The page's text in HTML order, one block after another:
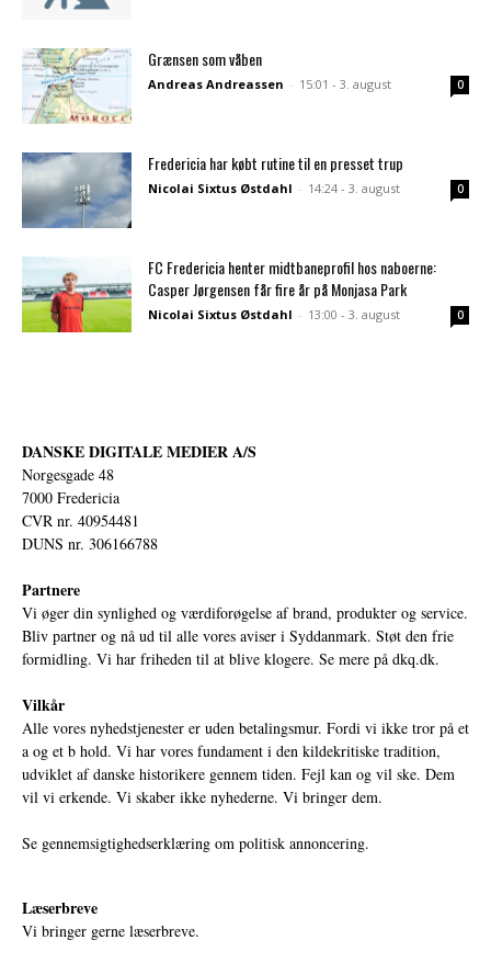
Grænsen som våben
Andreas Andreassen - 15:01 - 3. august 0
Fredericia har købt rutine til en presset trup
Nicolai Sixtus Østdahl - 14:24 - 3. august 0
FC Fredericia henter midtbaneprofil hos naboerne:
Casper Jørgensen får fire år på Monjasa Park
Nicolai Sixtus Østdahl - 13:00 - 3. august 0
DANSKE DIGITALE MEDIER A/S
Norgesgade 48
7000 Fredericia
CVR nr. 40954481
DUNS nr. 306166788
Partnere
Vi øger din synlighed og værdiforøgelse af brand, produkter og service.
Bliv partner og nå ud til alle vores aviser i Syddanmark. Støt den frie
formidling. Vi har friheden til at blive klogere. Se mere på dkq.dk.
Vilkår
Alle vores nyhedstjenester er uden betalingsmur. Fordi vi ikke tror på et
a og et b hold. Vi har vores fundament i den kildekritiske tradition,
udviklet af danske historikere gennem tiden. Fejl kan og vil ske. Dem
vil vi erkende. Vi skaber ikke nyhederne. Vi bringer dem.
Se gennemsigtighedserklæring om politisk annoncering.
Læserbreve
Vi bringer gerne læserbreve.